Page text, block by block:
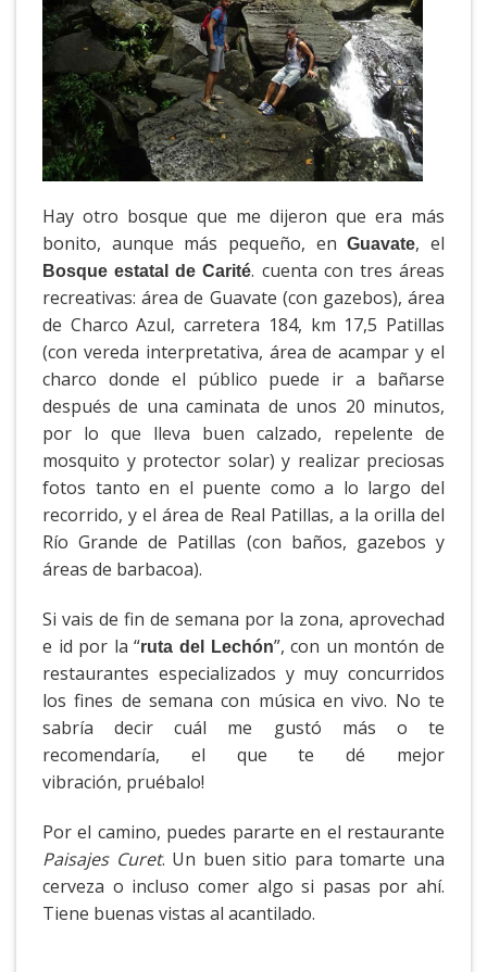
Hay otro bosque que me dijeron que era más
bonito, aunque más pequeño, en Guavate, el
Bosque estatal de Carité. cuenta con tres áreas
recreativas: área de Guavate (con gazebos), área
de Charco Azul, carretera 184, km 17,5 Patillas
(con vereda interpretativa, área de acampar y el
charco donde el público puede ir a bañarse
después de una caminata de unos 20 minutos,
por lo que lleva buen calzado, repelente de
mosquito y protector solar) y realizar preciosas
fotos tanto en el puente como a lo largo del
recorrido, y el área de Real Patillas, a la orilla del
Río Grande de Patillas (con baños, gazebos y
áreas de barbacoa).
Si vais de fin de semana por la zona, aprovechad
e id por la “ruta del Lechón”, con un montón de
restaurantes especializados y muy concurridos
los fines de semana con música en vivo. No te
sabría decir cuál me gustó más o te
recomendaría, el que te dé mejor
vibración, pruébalo!
Por el camino, puedes pararte en el restaurante
Paisajes Curet. Un buen sitio para tomarte una
cerveza o incluso comer algo si pasas por ahí.
Tiene buenas vistas al acantilado.